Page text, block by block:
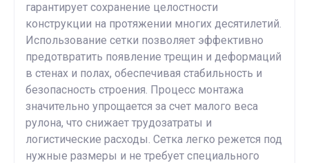
гарантирует сохранение целостности
конструкции на протяжении многих десятилетий.
Использование сетки позволяет эффективно
предотвратить появление трещин и деформаций
в стенах и полах, обеспечивая стабильность и
безопасность строения. Процесс монтажа
значительно упрощается за счет малого веса
рулона, что снижает трудозатраты и
логистические расходы. Сетка легко режется под
нужные размеры и не требует специального